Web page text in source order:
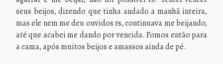
seus beijos, dizendo que tinha andado a manhã inteira,
mas ele nem me deu ouvidos rs, continuava me beijando,
até que acabei me dando por vencida. Fomos então para
a cama, após muitos beijos e amassos ainda de pé.